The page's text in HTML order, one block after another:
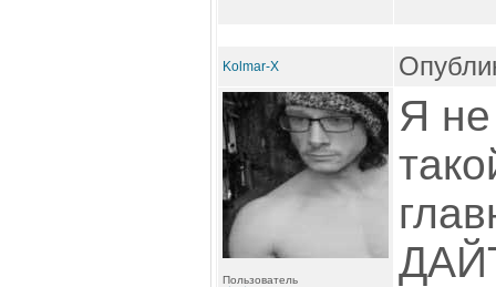
Kolmar-X
Пользователь
Я не